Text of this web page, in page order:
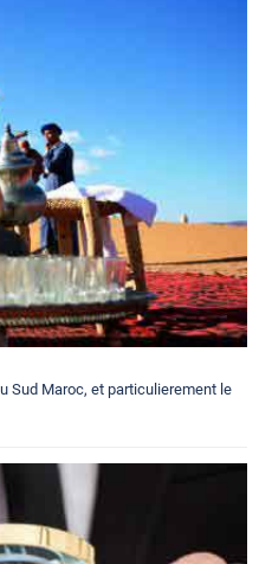
Sud Maroc, et particulierement le